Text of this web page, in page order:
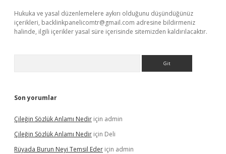
Hukuka ve yasal düzenlemelere aykırı olduğunu düşündüğünüz
içerikleri, backlinkpanelicomtr@gmail.com adresine bildirmeniz
halinde, ilgili içerikler yasal süre içerisinde sitemizden kaldırılacaktır.
Son yorumlar
Çileğin Sözlük Anlamı Nedir için admin
Çileğin Sözlük Anlamı Nedir için Deli
Rüyada Burun Neyi Temsil Eder için admin